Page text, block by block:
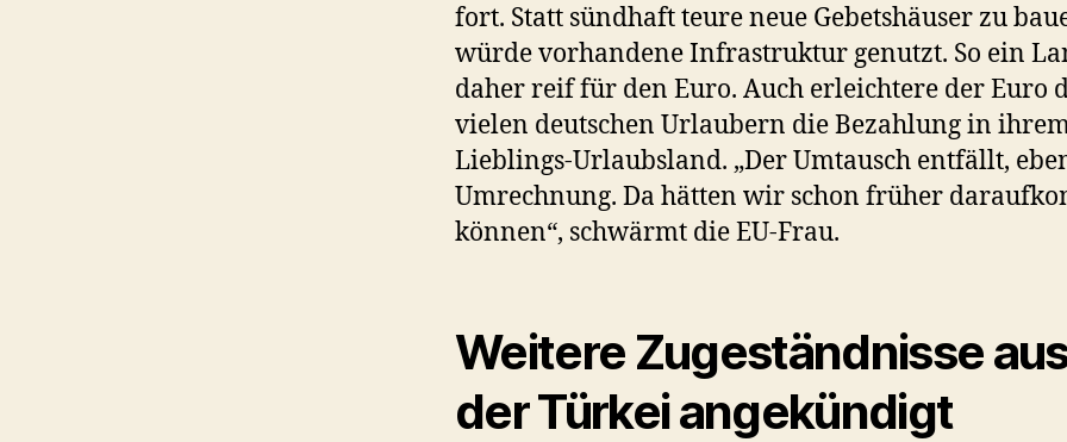
fort. Statt sündhaft teure neue Gebetshäuser zu
würde vorhandene Infrastruktur genutzt. So ein
daher reif für den Euro. Auch erleichtere der Euro
vielen deutschen Urlaubern die Bezahlung in
Lieblings-Urlaubsland. „Der Umtausch entfällt,
Umrechnung. Da hätten wir schon früher
können“, schwärmt die EU-Frau.
Weitere Zugeständnisse
der Türkei angekündigt